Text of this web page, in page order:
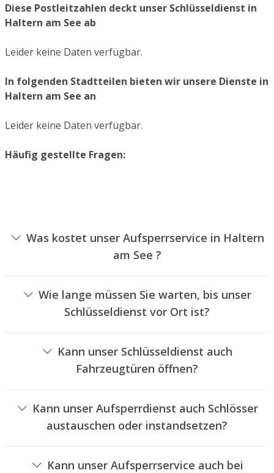
Diese Postleitzahlen deckt unser Schlüsseldienst in
Haltern am See ab
Leider keine Daten verfügbar.
In folgenden Stadtteilen bieten wir unsere Dienste in
Haltern am See an
Leider keine Daten verfügbar.
Häufig gestellte Fragen:
Was kostet unser Aufsperrservice in Haltern
am See ?
unterschiedlichen Optionen ab, wie zum Beispiel der Art
des Türschlosses, der Dauer der Arbeiten und
eventuellen Kilometerpauschalen. Wir bieten unseren
Wie lange müssen Sie warten, bis unser
Schlüsseldienst vor Ort ist?
innerhalb von einer halben Stunde vor Ort. Die
tatsächliche Wartezeit hängt von dem Ortsunterschied
des Einsatzortes zu unserem Unternehmen und den
Kann unser Schlüsseldienst auch
Fahrzeugtüren öffnen?
Kann unser Aufsperrdienst auch Schlösser
austauschen oder instandsetzen?
von Schlössern an.
Kann unser Aufsperrservice auch bei